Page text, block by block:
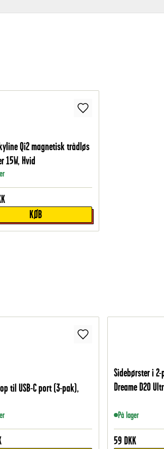
Qi2 magnetisk trådløs
15W, Hvid
KØB
til USB-C port (3-pak),
Sidebørster i
Dreame D20
På lager
59 DKK